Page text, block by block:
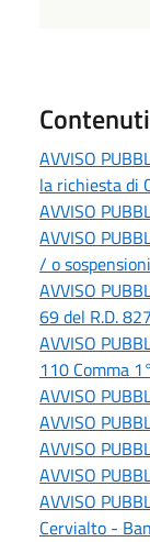
AVVISO
la richiesta di
AVVISO
AVVISO
/ o
AVVISO
69 del R.D.
AVVISO
110 Comma
AVVISO
AVVISO
AVVISO
AVVISO
AVVISO
Cervialto -